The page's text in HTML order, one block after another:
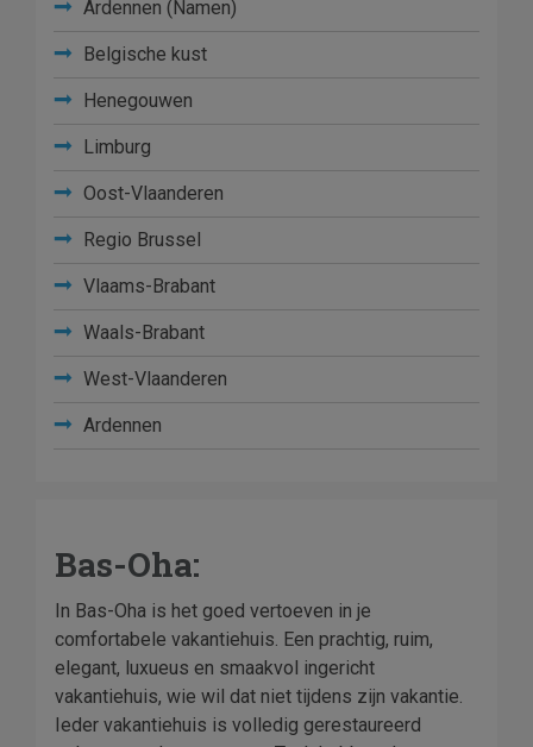
Ardennen (Namen)
Belgische kust
Henegouwen
Limburg
Oost-Vlaanderen
Regio Brussel
Vlaams-Brabant
Waals-Brabant
West-Vlaanderen
Ardennen
Bas-Oha:
In Bas-Oha is het goed vertoeven in je
comfortabele vakantiehuis. Een prachtig, ruim,
elegant, luxueus en smaakvol ingericht
vakantiehuis, wie wil dat niet tijdens zijn vakantie.
Ieder vakantiehuis is volledig gerestaureerd